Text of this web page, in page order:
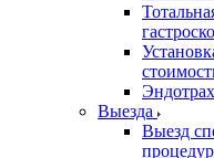
Выезда
Выезд